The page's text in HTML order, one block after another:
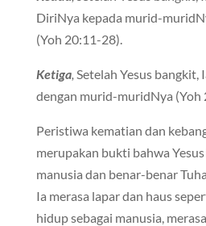
DiriNya kepada murid-
(Yoh 20:11-28).
Ketiga, Setelah Yesus bangkit,
dengan murid-muridNya (Yoh
Peristiwa kematian dan
merupakan bukti bahwa
manusia dan benar-benar
Ia merasa lapar dan haus
hidup sebagai manusia,